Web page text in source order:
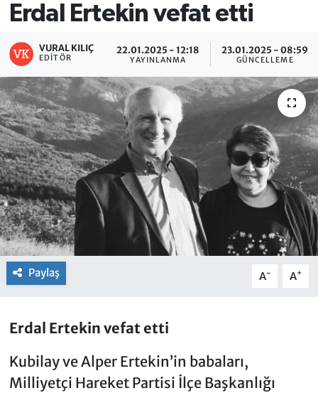
Erdal Ertekin vefat etti
VURAL KILIÇ
EDITÖR
22.01.2025 - 12:18
YAYINLANMA
23.01.2025 - 08:59
GÜNCELLEME
Paylaş A- A+
Erdal Ertekin vefat etti
Kubilay ve Alper Ertekin’in babaları,
Milliyetçi Hareket Partisi İlçe Başkanlığı
Süper Lig Puan Durumu ve Fikstür
Tüm Manşetler
Son Dakika Haberleri
Haber Arşivi